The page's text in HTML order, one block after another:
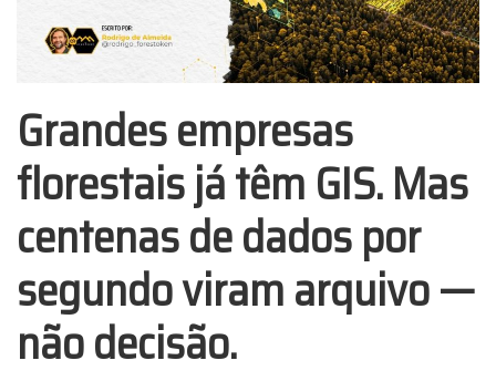
Grandes empresas
florestais já têm GIS. Mas
centenas de dados por
segundo viram arquivo —
não decisão.